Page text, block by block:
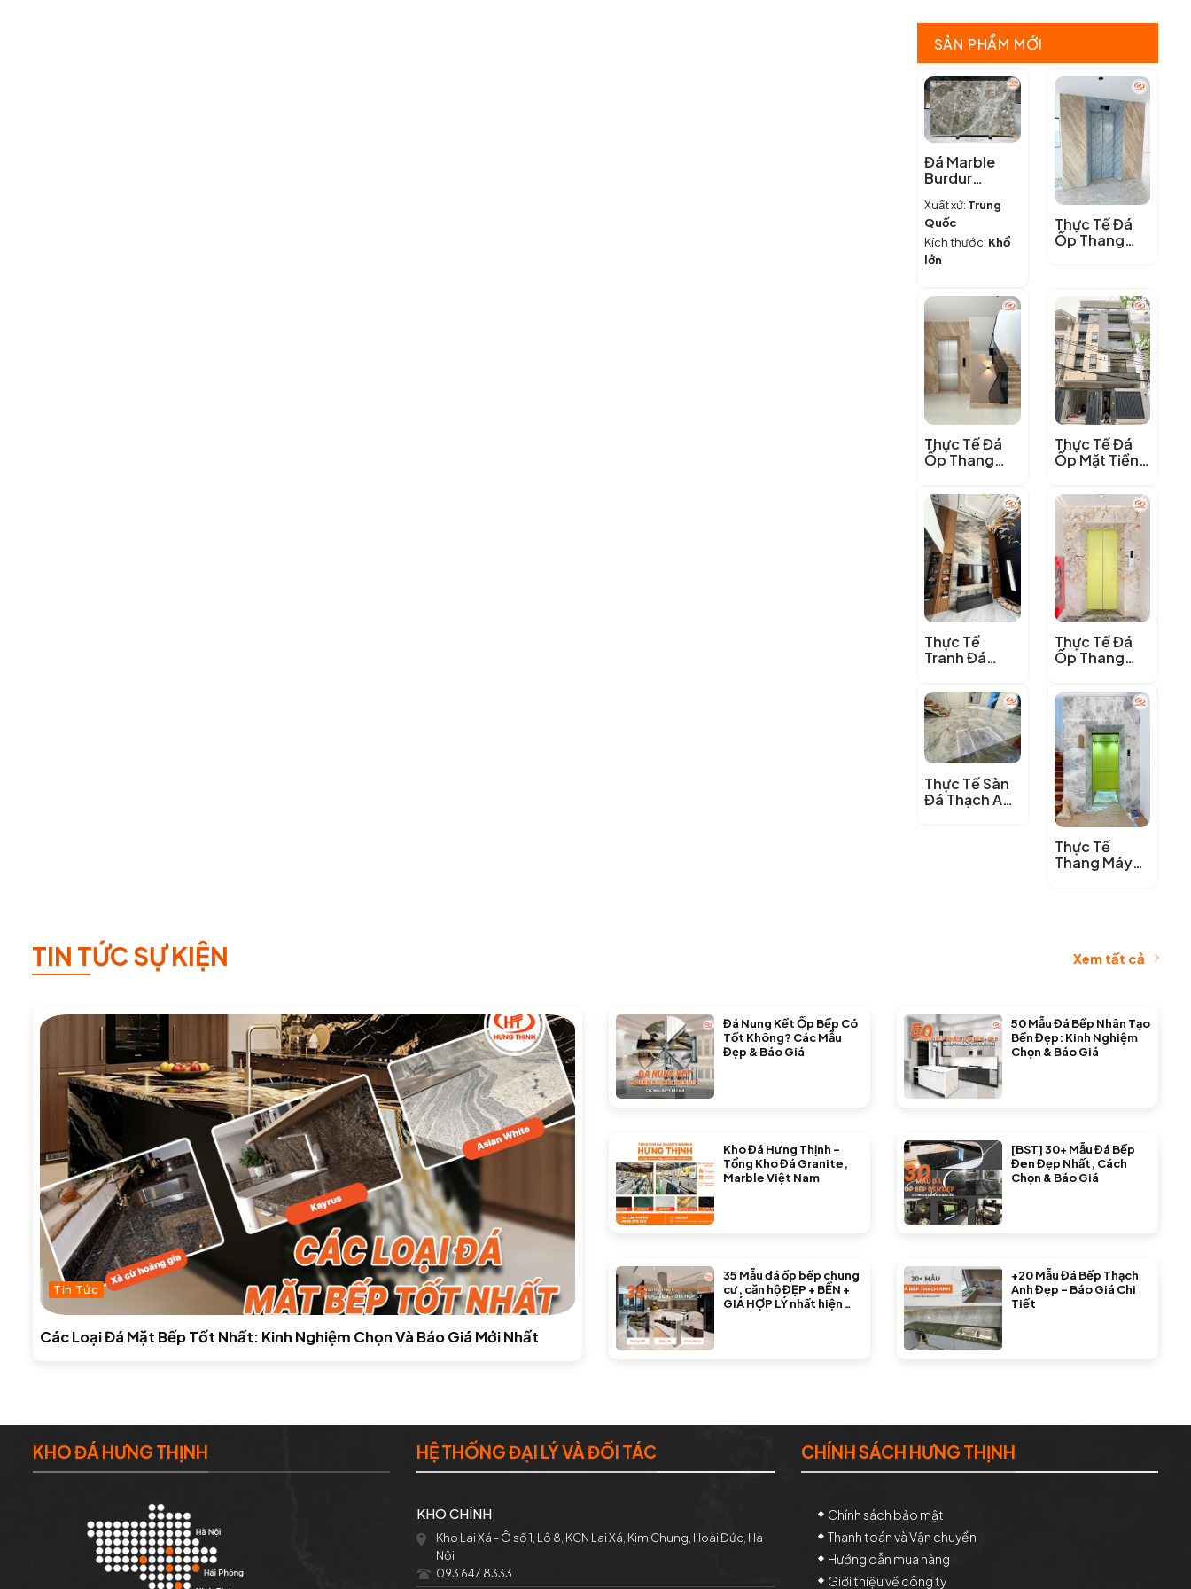
hộ
ĐẸP
+
BỀN
+
GIÁ
HỢP
LÝ
nhất
hiện
Thạch
Anh
Đẹp
–
Báo
Giá
Chi
Tiết
SẢN PHẨM MỚI
Đá Marble
Burdur
Xuất xứ: Trung
Quốc
Kích thước: Khổ
lớn
Thực Tế Đá
Ốp Thang
Thực Tế Đá
Ốp Thang
Vân Gỗ Ý
Thực Tế Đá
Ốp Mặt Tiền
Cream
Thực Tế
Tranh Đá
Gỗ Ý Nâu Đen
Thực Tế Đá
Ốp Thang
Kết Vi-
premium
Thực Tế Sàn
Đá Thạch Anh
Thực Tế
Thang Máy
TIN TỨC SỰ KIỆN Xem tất cả
Tin Tức
Các Loại Đá Mặt Bếp Tốt Nhất: Kinh Nghiệm Chọn Và Báo Giá Mới Nhất
Đá Nung Kết Ốp Bếp Có
Tốt Không? Các Mẫu
Đẹp & Báo Giá
50 Mẫu Đá Bếp Nhân Tạo
Bền Đẹp: Kinh Nghiệm
Chọn & Báo Giá
Kho Đá Hưng Thịnh –
Tổng Kho Đá Granite,
Marble Việt Nam
[BST] 30+ Mẫu Đá Bếp
Đen Đẹp Nhất, Cách
Chọn & Báo Giá
35 Mẫu đá ốp bếp chung
cư, căn hộ ĐẸP + BỀN +
GIÁ HỢP LÝ nhất hiện
+20 Mẫu Đá Bếp Thạch
Anh Đẹp – Báo Giá Chi
Tiết
KHO ĐÁ HƯNG THỊNH HỆ THỐNG ĐẠI LÝ VÀ ĐỐI TÁC
KHO CHÍNH
Kho Lai Xá - Ô số 1, Lô 8, KCN Lai Xá, Kim Chung, Hoài Đức, Hà
Nội
093 647 8333
CHÍNH SÁCH HƯNG THỊNH
Chính sách bảo mật
Thanh toán và Vận chuyển
Hướng dẫn mua hàng
Giới thiệu về công ty